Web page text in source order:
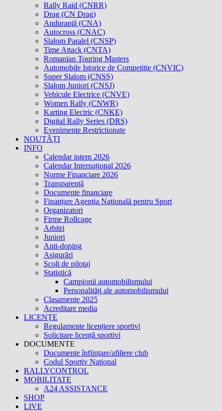
Rally Raid (CNRR)
Drag (CN Drag)
Anduranţă (CNA)
Autocross (CNAC)
Slalom Paralel (CNSP)
Time Attack (CNTA)
Romanian Touring Masters
Automobile Istorice de Competiţie (CNVIC)
Super Slalom (CNSS)
Slalom Juniori (CNSJ)
Vehicule Electrice (CNVE)
Women Rally (CNWR)
Karting Electric (CNKE)
Digital Rally Series (DRS)
Evenimente Restrictionate
NOUTĂȚI
INFO
Calendar intern 2026
Calendar Internațional 2026
Norme Financiare 2026
Transparenţă
Documente financiare
Finanțare Agenţia Naţională pentru Sport
Organizatori
Firme Rollcage
Arbitri
Juniori
Anti-doping
Asigurări
Şcoli de pilotaj
Statistică
Campionii automobilismului
Personalități ale automobilismului
Clasamente 2025
Acreditare media
LICENȚE
Regulamente licențiere sportivi
Solicitare licență sportivi
DOCUMENTE
Documente înfiinţare/afiliere club
Codul Sportiv Naţional
RALLYCONTROL
MOBILITATE
A24 ASSISTANCE
SHOP
LIVE